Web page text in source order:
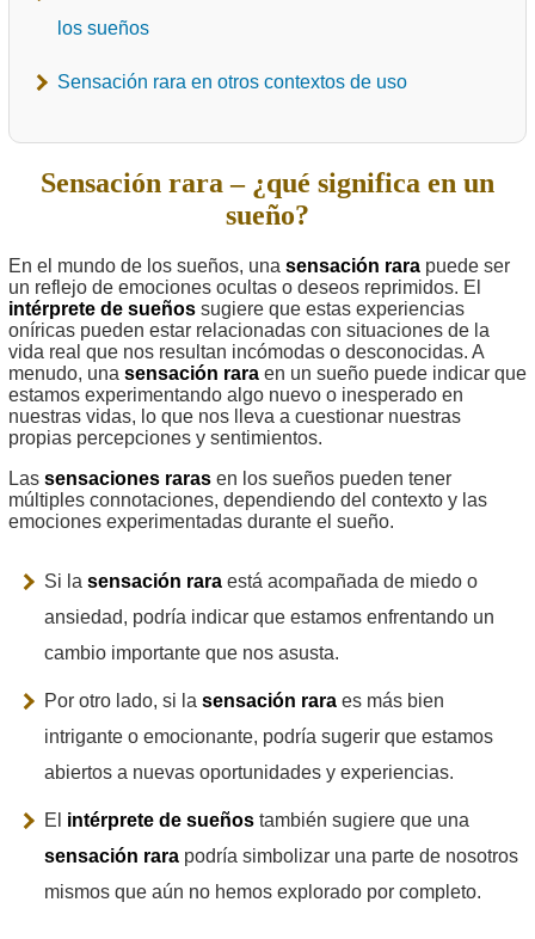
los sueños
Sensación rara en otros contextos de uso
Sensación rara – ¿qué significa en un
sueño?
En el mundo de los sueños, una sensación rara puede ser
un reflejo de emociones ocultas o deseos reprimidos. El
intérprete de sueños sugiere que estas experiencias
oníricas pueden estar relacionadas con situaciones de la
vida real que nos resultan incómodas o desconocidas. A
menudo, una sensación rara en un sueño puede indicar que
estamos experimentando algo nuevo o inesperado en
nuestras vidas, lo que nos lleva a cuestionar nuestras
propias percepciones y sentimientos.
Las sensaciones raras en los sueños pueden tener
múltiples connotaciones, dependiendo del contexto y las
emociones experimentadas durante el sueño.
Si la sensación rara está acompañada de miedo o
ansiedad, podría indicar que estamos enfrentando un
cambio importante que nos asusta.
Por otro lado, si la sensación rara es más bien
intrigante o emocionante, podría sugerir que estamos
abiertos a nuevas oportunidades y experiencias.
El intérprete de sueños también sugiere que una
sensación rara podría simbolizar una parte de nosotros
mismos que aún no hemos explorado por completo.